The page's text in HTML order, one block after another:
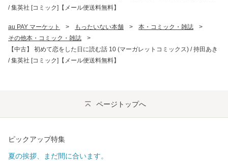
/ 集英社 [コミック]【メール便送料無料】
au PAY マーケット > もったいない本舗 > 本・コミック・雑誌
>
その他本・コミック・雑誌
>
【中古】 初めて恋をした日に読む話 10 (マーガレットコミックス) / 持田あき
/ 集英社 [コミック]【メール便送料無料】
ページトップへ
ピックアップ特集
夏の挨拶、まだ間に合います。